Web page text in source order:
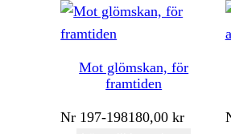
senaste
Mot glömskan, för
framtiden
Nr 197-198180,00kr